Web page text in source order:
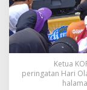
Ketua
peringatan Hari